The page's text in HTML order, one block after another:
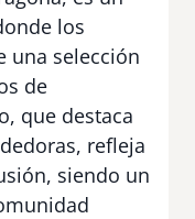
los
una selección
de
que destaca
refleja
siendo un